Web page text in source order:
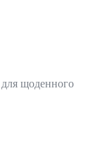
для щоденного